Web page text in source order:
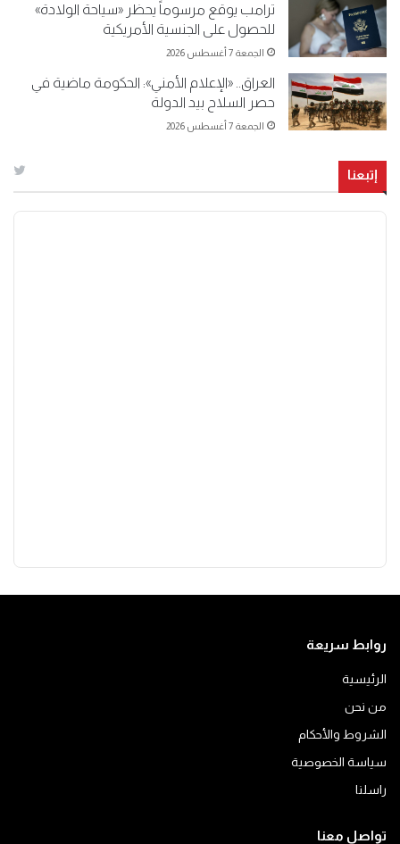
ترامب يوقع مرسوماً يحظر «سياحة الولادة»
للحصول على الجنسية الأمريكية
الجمعة 7 أغسطس 2026
العراق.. «الإعلام الأمني»: الحكومة ماضية في
حصر السلاح بيد الدولة
الجمعة 7 أغسطس 2026
إتبعنا
روابط سريعة
الرئيسية
من نحن
الشروط والأحكام
سياسة الخصوصية
راسلنا
تواصل معنا